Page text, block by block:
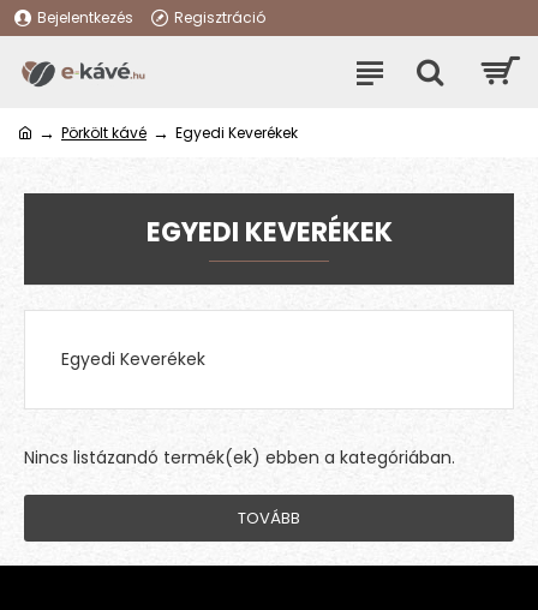
Bejelentkezés Regisztráció
Pörkölt kávé Egyedi Keverékek
EGYEDI KEVERÉKEK
Egyedi Keverékek
Nincs listázandó termék(ek) ebben a kategóriában.
TOVÁBB